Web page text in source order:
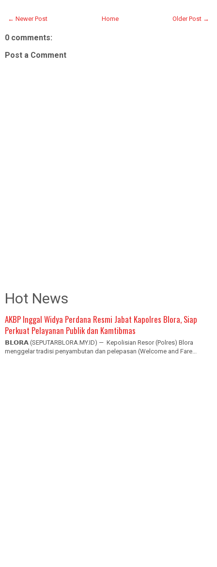
← Newer Post Older Post →
Home
0 comments:
Post a Comment
Hot News
AKBP Inggal Widya Perdana Resmi Jabat Kapolres Blora, Siap
Perkuat Pelayanan Publik dan Kamtibmas
𝗕𝗟𝗢𝗥𝗔 (SEPUTARBLORA.MY.ID) — Kepolisian Resor (Polres) Blora
menggelar tradisi penyambutan dan pelepasan (Welcome and Fare...